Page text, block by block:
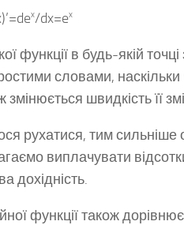
x/dx=ex
функції в будь-якій
словами,
швидкість її
рухатися, тим сильніше
виплачувати
дохідність.
функції також